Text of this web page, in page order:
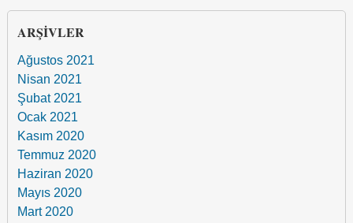
ARŞIVLER
Ağustos 2021
Nisan 2021
Şubat 2021
Ocak 2021
Kasım 2020
Temmuz 2020
Haziran 2020
Mayıs 2020
Mart 2020